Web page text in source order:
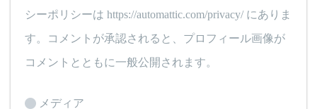
シーポリシーは https://automattic.com/privacy/ にありま
す。コメントが承認されると、プロフィール画像が
コメントとともに一般公開されます。
メディア